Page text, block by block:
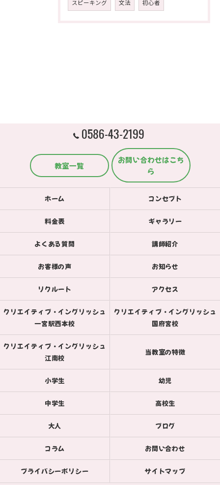
スピーキング 文法 初心者
0586-43-2199
教室一覧
お問い合わせはこち
ら
ホーム コンセプト
料金表 ギャラリー
よくある質問 講師紹介
お客様の声 お知らせ
リクルート アクセス
クリエイティブ・イングリッシュ
一宮駅西本校
クリエイティブ・イングリッシュ
国府宮校
クリエイティブ・イングリッシュ
江南校
当教室の特徴
小学生 幼児
中学生 高校生
大人 ブログ
コラム お問い合わせ
プライバシーポリシー サイトマップ